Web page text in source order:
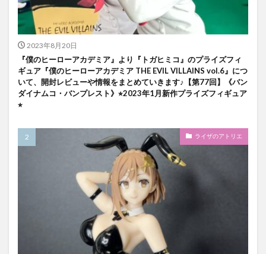
2023年8月20日
『僕のヒーローアカデミア』より『トガヒミコ』のプライズフィ
ギュア『僕のヒーローアカデミア THE EVIL VILLAINS vol.6』につ
いて、開封レビューや情報をまとめていきます♪【第77回】《バン
ダイナムコ・バンプレスト》⭐︎2023年1月新作プライズフィギュア
⭐︎
ライザのアトリエ